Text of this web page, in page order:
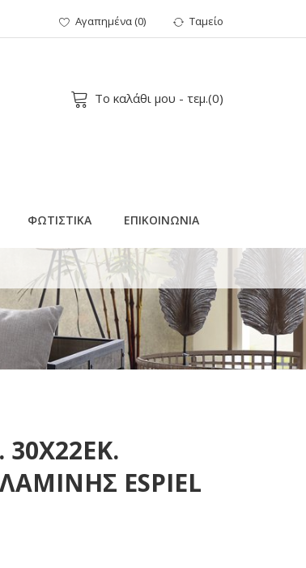
Αγαπημένα(0) Ταμείο
Το καλάθι μου - τεμ.(0)
ΦΩΤΙΣΤΙΚΑ ΕΠΙΚΟΙΝΩΝΙΑ
30Χ22ΕΚ.
ESPIEL